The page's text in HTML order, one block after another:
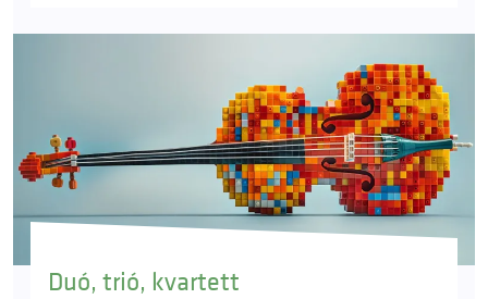
Duó, trió, kvartett